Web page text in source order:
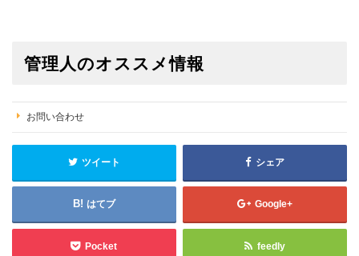
管理人のオススメ情報
お問い合わせ
ツイート シェア
はてブ Google+
Pocket feedly